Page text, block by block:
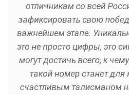
отличникам со всей
зафиксировать свою
важнейшем этапе.
это не просто цифры, это
могут достичь всего, к
такой номер станет для
счастливым талисманом